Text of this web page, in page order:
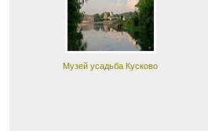
Музей усадьба Кусково